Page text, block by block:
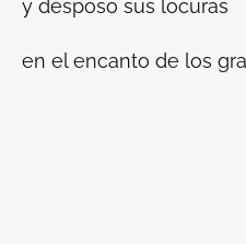
y desposo sus locuras
en el encanto de los